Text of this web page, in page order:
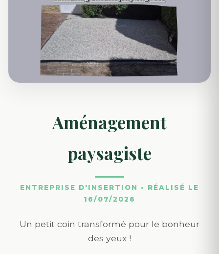
Aménagement
paysagiste
ENTREPRISE D'INSERTION • RÉALISÉ LE
16/07/2026
Un petit coin transformé pour le bonheur
des yeux !